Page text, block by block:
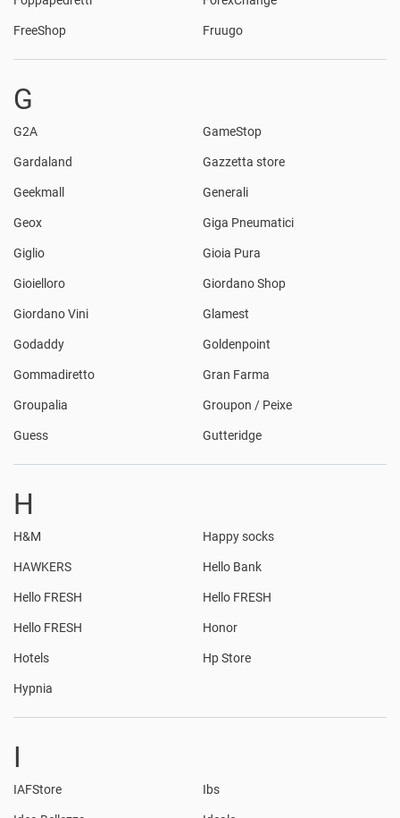
FreeShop Fruugo
G
G2A GameStop
Gardaland Gazzetta store
Geekmall Generali
Geox Giga Pneumatici
Giglio Gioia Pura
Gioielloro Giordano Shop
Giordano Vini Glamest
Godaddy Goldenpoint
Gommadiretto Gran Farma
Groupalia Groupon / Peixe
Guess Gutteridge
H
H&M Happy socks
HAWKERS Hello Bank
Hello FRESH Hello FRESH
Hello FRESH Honor
Hotels Hp Store
Hypnia
I
IAFStore Ibs